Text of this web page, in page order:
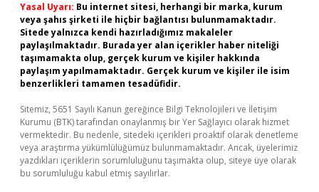
Yasal Uyarı: Bu internet sitesi, herhangi bir marka, kurum
veya şahıs şirketi ile hiçbir bağlantısı bulunmamaktadır.
Sitede yalnızca kendi hazırladığımız makaleler
paylaşılmaktadır. Burada yer alan içerikler haber niteliği
taşımamakta olup, gerçek kurum ve kişiler hakkında
paylaşım yapılmamaktadır. Gerçek kurum ve kişiler ile isim
benzerlikleri tamamen tesadüfidir.
Sitemiz, 5651 Sayılı Kanun gereğince Bilgi Teknolojileri ve İletişim
Kurumu (BTK) tarafından onaylanmış bir Yer Sağlayıcı olarak hizmet
vermektedir. Bu nedenle, sitedeki içerikleri proaktif olarak denetleme
veya araştırma yükümlülüğümüz bulunmamaktadır. Ancak, üyelerimiz
yazdıkları içeriklerin sorumluluğunu taşımakta olup, siteye üye olarak
bu sorumluluğu kabul etmiş sayılırlar.